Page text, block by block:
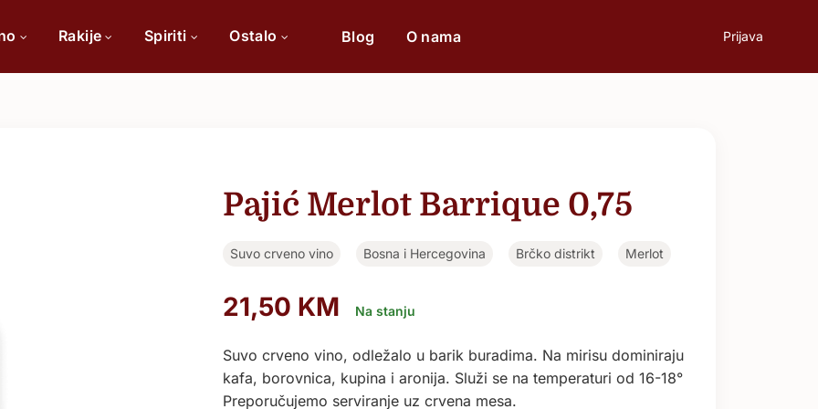
Aperitiv
Rakije Spiriti Ostalo Blog O nama Prijava
Pajić Merlot Barrique 0,75
Suvo crveno vino Bosna i Hercegovina Brčko distrikt Merlot
21,50 KM Na stanju
Suvo crveno vino, odležalo u barik buradima. Na mirisu dominiraju
kafa, borovnica, kupina i aronija. Služi se na temperaturi od 16-18°
Preporučujemo serviranje uz crvena mesa.